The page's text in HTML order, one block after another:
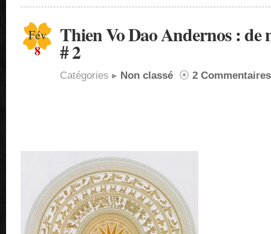
Fév
8
Thien Vo Dao Andernos : de
# 2
Catégories ▸ Non classé ⦿ 2 Commentaires